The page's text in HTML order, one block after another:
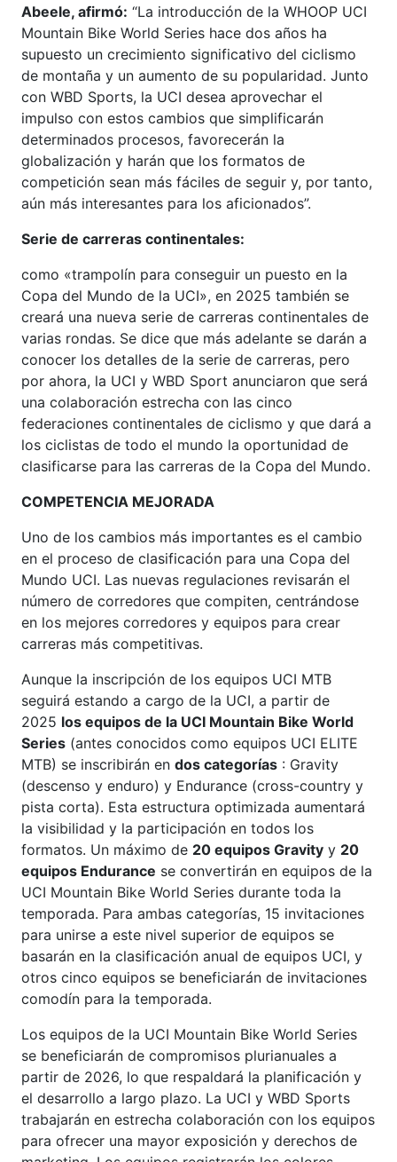
Abeele, afirmó: “La introducción de la WHOOP UCI
Mountain Bike World Series hace dos años ha
supuesto un crecimiento significativo del ciclismo
de montaña y un aumento de su popularidad. Junto
con WBD Sports, la UCI desea aprovechar el
impulso con estos cambios que simplificarán
determinados procesos, favorecerán la
globalización y harán que los formatos de
competición sean más fáciles de seguir y, por tanto,
aún más interesantes para los aficionados”.
Serie de carreras continentales:
como «trampolín para conseguir un puesto en la
Copa del Mundo de la UCI», en 2025 también se
creará una nueva serie de carreras continentales de
varias rondas. Se dice que más adelante se darán a
conocer los detalles de la serie de carreras, pero
por ahora, la UCI y WBD Sport anunciaron que será
una colaboración estrecha con las cinco
federaciones continentales de ciclismo y que dará a
los ciclistas de todo el mundo la oportunidad de
clasificarse para las carreras de la Copa del Mundo.
COMPETENCIA MEJORADA
Uno de los cambios más importantes es el cambio
en el proceso de clasificación para una Copa del
Mundo UCI. Las nuevas regulaciones revisarán el
número de corredores que compiten, centrándose
en los mejores corredores y equipos para crear
carreras más competitivas.
Aunque la inscripción de los equipos UCI MTB
seguirá estando a cargo de la UCI, a partir de
2025 los equipos de la UCI Mountain Bike World
Series (antes conocidos como equipos UCI ELITE
MTB) se inscribirán en dos categorías : Gravity
(descenso y enduro) y Endurance (cross-country y
pista corta). Esta estructura optimizada aumentará
la visibilidad y la participación en todos los
formatos. Un máximo de 20 equipos Gravity y 20
equipos Endurance se convertirán en equipos de la
UCI Mountain Bike World Series durante toda la
temporada. Para ambas categorías, 15 invitaciones
para unirse a este nivel superior de equipos se
basarán en la clasificación anual de equipos UCI, y
otros cinco equipos se beneficiarán de invitaciones
comodín para la temporada.
Los equipos de la UCI Mountain Bike World Series
se beneficiarán de compromisos plurianuales a
partir de 2026, lo que respaldará la planificación y
el desarrollo a largo plazo. La UCI y WBD Sports
trabajarán en estrecha colaboración con los equipos
para ofrecer una mayor exposición y derechos de